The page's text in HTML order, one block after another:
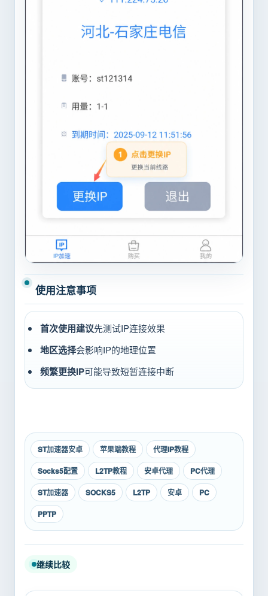
使用注意事项
首次使用建议先测试IP连接效果
地区选择会影响IP的地理位置
频繁更换IP可能导致短暂连接中断
ST加速器安卓 苹果端教程
代理IP教程
Socks5配置
L2TP教程 安卓代理
PC代理
ST加速器
SOCKS5 L2TP 安卓
PC
PPTP
继续比较